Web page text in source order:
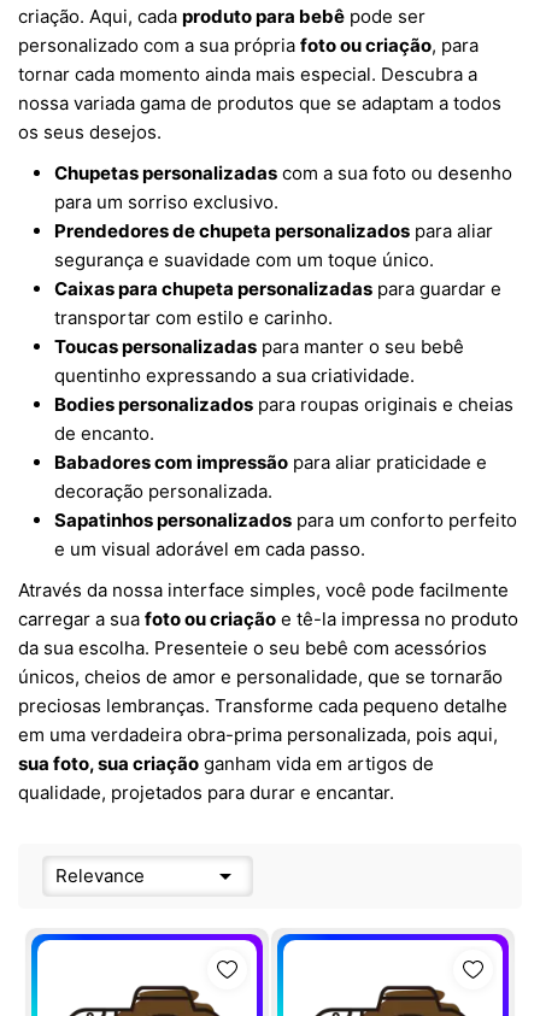
criação. Aqui, cada produto para bebê pode ser
personalizado com a sua própria foto ou criação, para
tornar cada momento ainda mais especial. Descubra a
nossa variada gama de produtos que se adaptam a todos
os seus desejos.
Chupetas personalizadas com a sua foto ou desenho
para um sorriso exclusivo.
Prendedores de chupeta personalizados para aliar
segurança e suavidade com um toque único.
Caixas para chupeta personalizadas para guardar e
transportar com estilo e carinho.
Toucas personalizadas para manter o seu bebê
quentinho expressando a sua criatividade.
Bodies personalizados para roupas originais e cheias
de encanto.
Babadores com impressão para aliar praticidade e
decoração personalizada.
Sapatinhos personalizados para um conforto perfeito
e um visual adorável em cada passo.
Através da nossa interface simples, você pode facilmente
carregar a sua foto ou criação e tê-la impressa no produto
da sua escolha. Presenteie o seu bebê com acessórios
únicos, cheios de amor e personalidade, que se tornarão
preciosas lembranças. Transforme cada pequeno detalhe
em uma verdadeira obra-prima personalizada, pois aqui,
sua foto, sua criação ganham vida em artigos de
qualidade, projetados para durar e encantar.
Relevance 